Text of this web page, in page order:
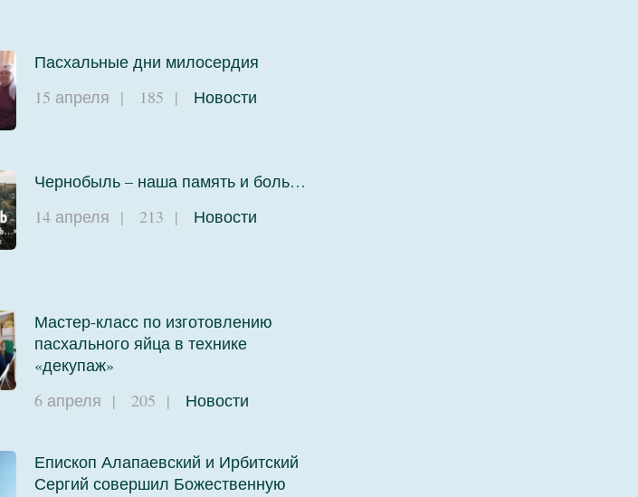
Пасхальные дни милосердия
15 апреля | 185 | Новости
Чернобыль – наша память и боль…
14 апреля | 213 | Новости
Мастер-класс по изготовлению
пасхального яйца в технике
«декупаж»
6 апреля | 205 | Новости
Епископ Алапаевский и Ирбитский
Сергий совершил Божественную